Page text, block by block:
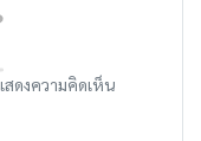
ดงความคิดเห็น